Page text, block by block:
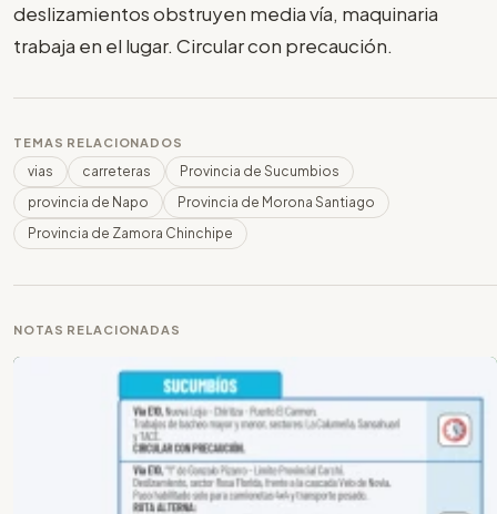
deslizamientos obstruyen media vía, maquinaria
trabaja en el lugar. Circular con precaución.
TEMAS RELACIONADOS
vias carreteras
Provincia de Sucumbios
provincia de Napo
Provincia de Morona Santiago
Provincia de Zamora Chinchipe
NOTAS RELACIONADAS